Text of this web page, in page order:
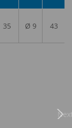
35 Ø 9 43
Next